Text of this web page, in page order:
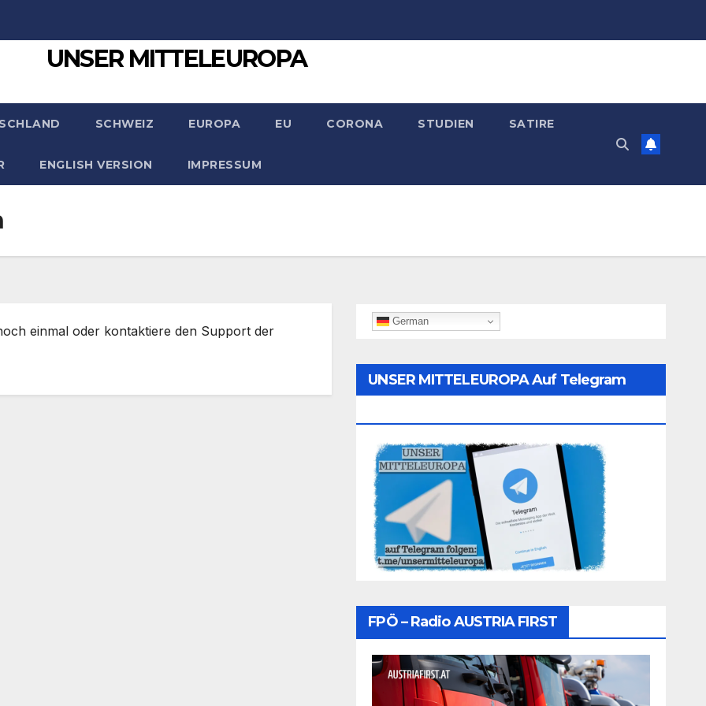
UNSER MITTELEUROPA
SCHWEIZ EUROPA EU CORONA STUDIEN SATIRE
ENGLISH VERSION IMPRESSUM
einmal oder kontaktiere den Support der
German
UNSER MITTELEUROPA Auf Telegram
FPÖ – Radio AUSTRIA FIRST